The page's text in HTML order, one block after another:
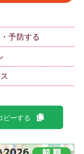
予防する
ピーする